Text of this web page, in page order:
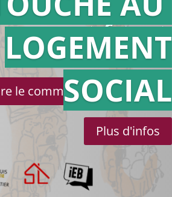
Action en
référé
le communiqué de presse
LOGEMENT
SOCIAL
Plus d'infos